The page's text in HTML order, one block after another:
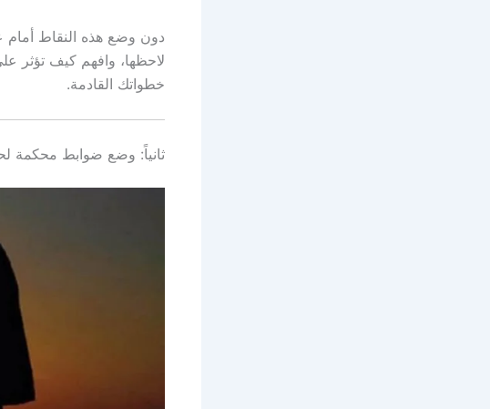
دون وضع هذه النقاط أمام
لاحظها، وافهم كيف تؤثر
خطواتك القادمة.
ثانياً: وضع ضوابط محكمة